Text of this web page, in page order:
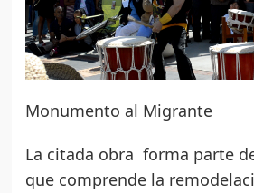
Monumento al Migrante
La citada obra forma parte
que comprende la